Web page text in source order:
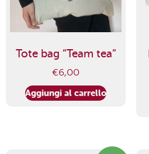
Tote bag “Team tea”
€6,00
Aggiungi al carrello